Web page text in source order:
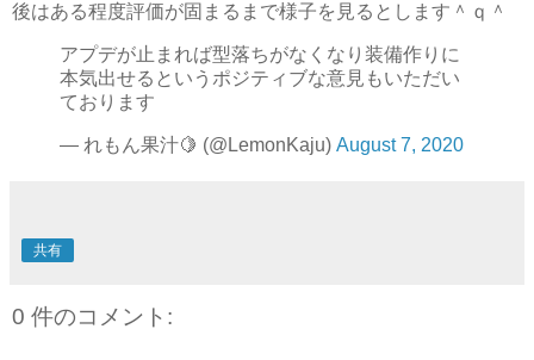
後はある程度評価が固まるまで様子を見るとします＾ｑ＾
アプデが止まれば型落ちがなくなり装備作りに
本気出せるというポジティブな意見もいただい
ております
— れもん果汁🍋 (@LemonKaju) August 7, 2020
共有
0 件のコメント: